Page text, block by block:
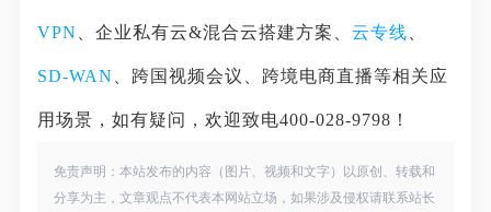
VPN 、企业私有云&混合云搭建方案、云专线
SD-WAN 、跨国视频会议、跨境电商直播等相关应
用场景，如有疑问，欢迎致电400-028-9798！
免责声明：本站发布的内容（图片、视频和文字）以原创、转载和
分享为主，文章观点不代表本网站立场，如果涉及侵权请联系站长